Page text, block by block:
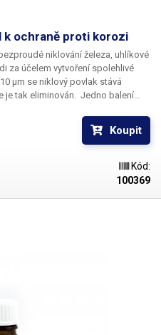
k ochraně proti korozi
niklování železa, uhlíkové
za účelem vytvoření spolehlivé
μm se niklový povlak stává
Jedno balení
je třeba smíchat s 800ml
uveden na obalu.
Koupit
Kód:
100369